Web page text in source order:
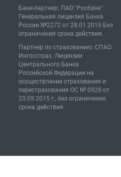
Банк-партнер: ПАО "Росбанк".
Генеральная лицензия Банка
России №2272 от 28.01.2015 Без
ограничения срока действия.
Партнер по страхованию: СПАО
Ингосстрах. Лицензии
Центрального Банка
Российской Федерации на
осуществление страхования и
перестрахования ОС № 0928 от
23.09.2015 г., без ограничения
срока действия.